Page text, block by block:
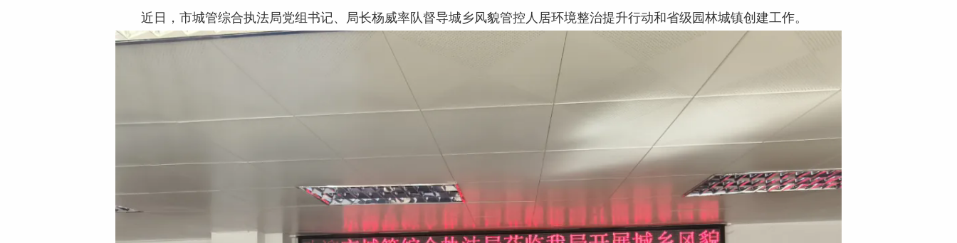
近日，市城管综合执法局党组书记、局长杨威率队督导城乡风貌管控人居环境整治提升行动和省级园林城镇创建工作。